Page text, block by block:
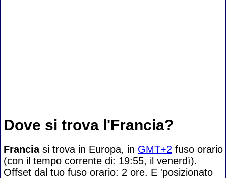
Dove si trova l'Francia?
Franciasi trova in Europa, in GMT+2 fuso orario
(con il tempo corrente di: 19:55, il venerdì).
Offset dal tuo fuso orario: 2 ore. E 'posizionato